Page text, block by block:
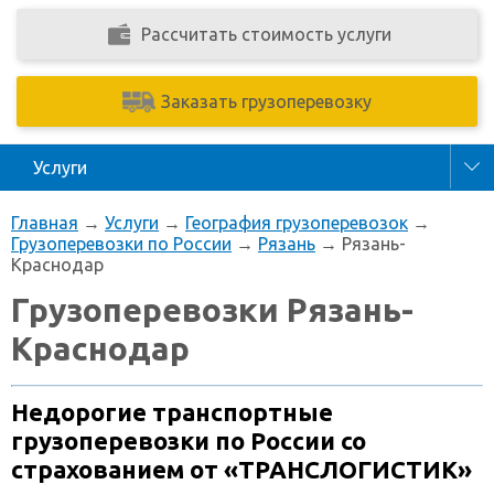
Рассчитать стоимость услуги
Заказать грузоперевозку
Услуги
Главная → Услуги → География грузоперевозок →
Грузоперевозки по России → Рязань → Рязань-
Краснодар
Грузоперевозки Рязань-
Краснодар
Недорогие транспортные
грузоперевозки по России со
страхованием от «ТРАНСЛОГИСТИК»